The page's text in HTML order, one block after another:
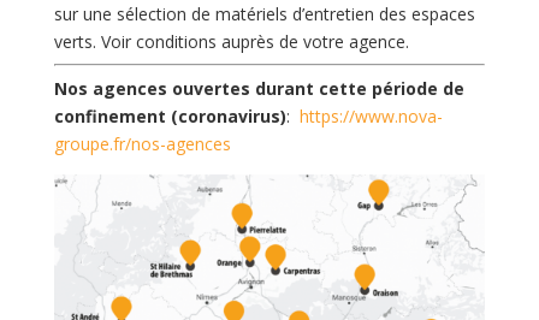
sur une sélection de matériels d’entretien des espaces
verts. Voir conditions auprès de votre agence.
Nos agences ouvertes durant cette période de
confinement (coronavirus): https://www.nova-
groupe.fr/nos-agences